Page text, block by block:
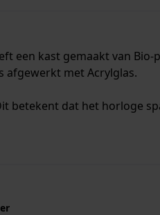
een kast gemaakt van
afgewerkt met Acrylglas.
betekent dat het horloge